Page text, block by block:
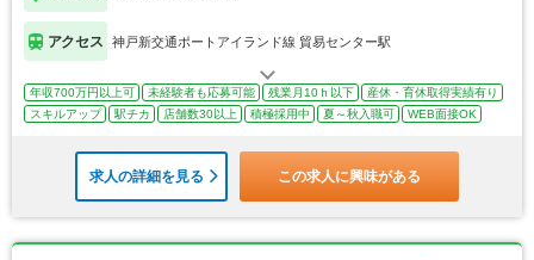
アクセス 神戸新交通ポートアイランド線 貿易センター駅
年収700万円以上可 未経験者も応募可能 残業月10ｈ以下
産休・育休取得実績有り
スキルアップ
駅チカ 店舗数30以上 積極採用中 夏～秋入職可 WEB面接OK
求人の詳細を見る この求人に興味がある